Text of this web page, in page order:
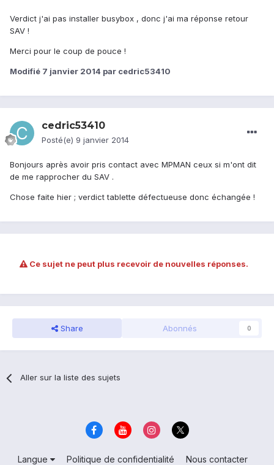
Verdict j'ai pas installer busybox , donc j'ai ma réponse retour
SAV !
Merci pour le coup de pouce !
Modifié 7 janvier 2014 par cedric53410
cedric53410
Posté(e) 9 janvier 2014
Bonjours après avoir pris contact avec MPMAN ceux si m'ont dit
de me rapprocher du SAV .
Chose faite hier ; verdict tablette défectueuse donc échangée !
Ce sujet ne peut plus recevoir de nouvelles réponses.
Share Abonnés 0
Aller sur la liste des sujets
Langue Politique de confidentialité Nous contacter